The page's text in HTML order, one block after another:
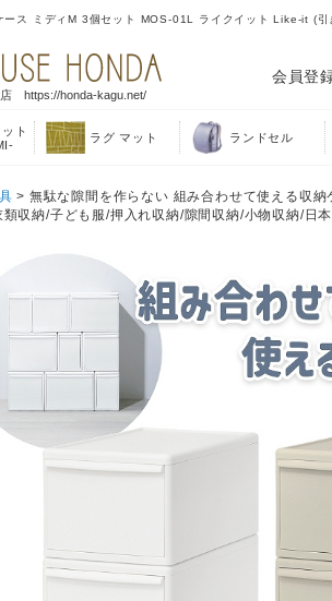
ース ミディM 3個セット MOS-01L ライクイット Like-it (
https://honda-kagu.net/
会員登
ト
ラグ マット ランドセル
> 無駄な隙間を作らない 組み合わせて使える収
収納/子ども服/押入れ収納/隙間収納/小物収納/日